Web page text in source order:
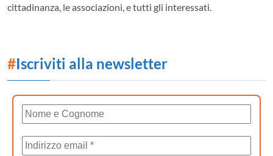
cittadinanza, le associazioni, e tutti gli interessati.
#Iscriviti alla newsletter